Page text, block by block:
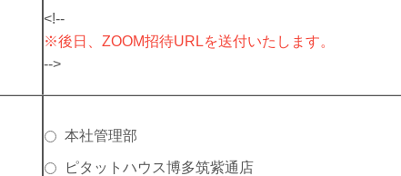
<!--
※後日、ZOOM招待URLを送付いたします。
-->
本社管理部
ピタットハウス博多筑紫通店